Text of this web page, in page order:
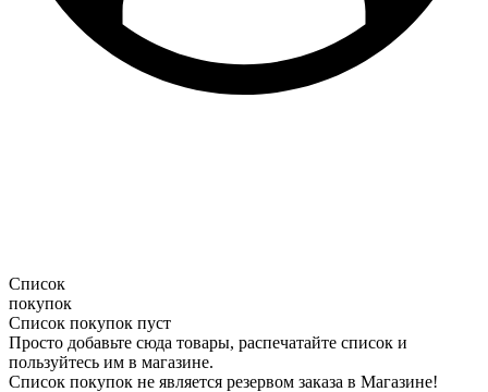
Список
покупок
Список покупок пуст
Просто добавьте сюда товары, распечатайте список и
пользуйтесь им в магазине.
Список покупок не является резервом заказа в Магазине!